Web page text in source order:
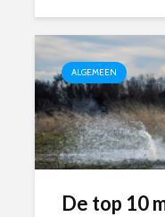
ALGEMEEN
De top 10